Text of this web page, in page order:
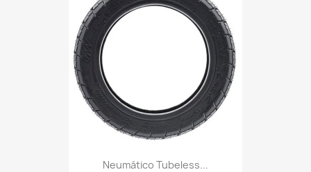
Neumático Tubeless...